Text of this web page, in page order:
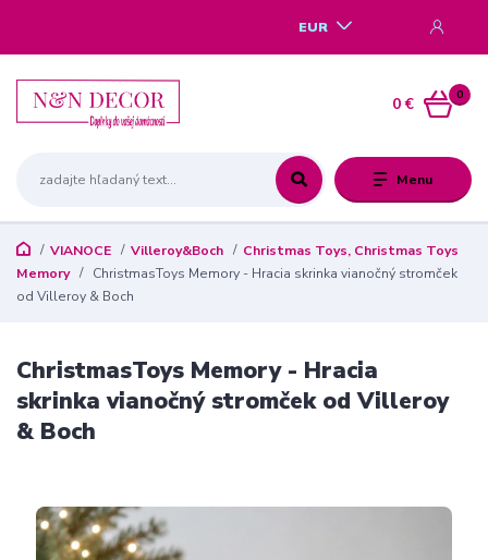
Menu
EUR
0
0 €
VIANOCE Villeroy&Boch
Christmas Toys, Christmas Toys
Memory
ChristmasToys Memory - Hracia skrinka vianočný stromček
od Villeroy & Boch
ChristmasToys Memory - Hracia
skrinka vianočný stromček od Villeroy
& Boch